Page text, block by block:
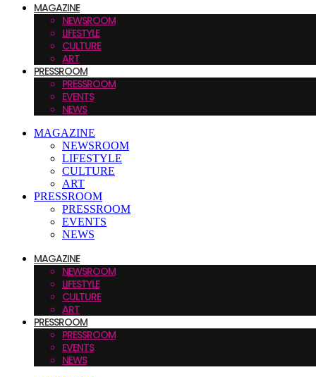
MAGAZINE
NEWSROOM
LIFESTYLE
CULTURE
ART
PRESSROOM
PRESSROOM
EVENTS
NEWS
MAGAZINE
NEWSROOM
LIFESTYLE
CULTURE
ART
PRESSROOM
PRESSROOM
EVENTS
NEWS
MAGAZINE
NEWSROOM
LIFESTYLE
CULTURE
ART
PRESSROOM
PRESSROOM
EVENTS
NEWS